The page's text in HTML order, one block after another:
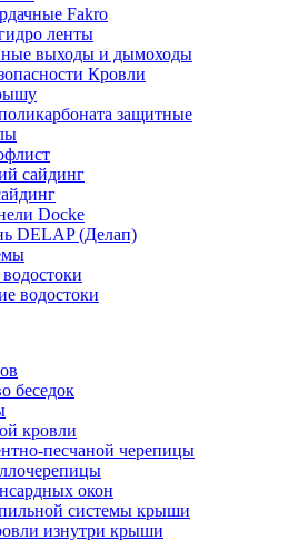
Fakro
ленты
выходы и дымоходы
Кровли
защитные
сайдинг
Docke
DELAP (Делап)
водостоки
беседок
кровли
песчаной черепицы
окон
системы крыши
изнутри крыши